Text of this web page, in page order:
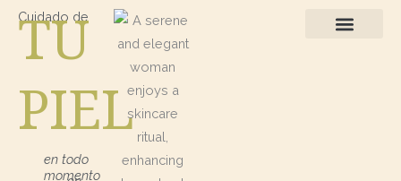
Cuidado de
TU
PIEL
en todo
momento